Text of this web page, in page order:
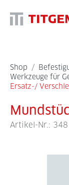
Shop /
Werkzeuge für
Ersatz-/
Artikel-Nr.: